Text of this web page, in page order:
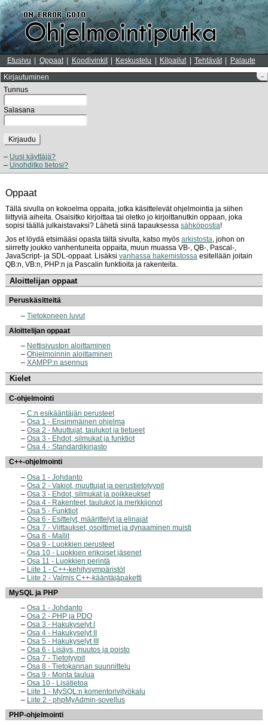
Etusivu Oppaat Koodivinkit Keskustelu Kilpailut Tehtävät Palaute
–
Kirjautuminen
Tunnus
Salasana
Kirjaudu
Uusi käyttäjä?
Unohditko tietosi?
Oppaat
Tällä sivulla on kokoelma oppaita, jotka käsittelevät ohjelmointia ja siihen
liittyviä aiheita. Osaisitko kirjoittaa tai oletko jo kirjoittanutkin oppaan, joka
sopisi täällä julkaistavaksi? Lähetä siinä tapauksessa sähköpostia!
Jos et löydä etsimääsi opasta tältä sivulta, katso myös arkistosta, johon on
siirretty joukko vanhentuneita oppaita, muun muassa VB-, QB-, Pascal-,
JavaScript- ja SDL-oppaat. Lisäksi vanhassa hakemistossa esitellään joitain
QB:n, VB:n, PHP:n ja Pascalin funktioita ja rakenteita.
Aloittelijan oppaat
Peruskäsitteitä
Tietokoneen luvut
Aloittelijan oppaat
Nettisivuston aloittaminen
Ohjelmoinnin aloittaminen
XAMPP:n asennus
Kielet
C-ohjelmointi
C:n esikääntäjän perusteet
Osa 1 - Ensimmäinen ohjelma
Osa 2 - Muuttujat, taulukot ja tietueet
Osa 3 - Ehdot, silmukat ja funktiot
Osa 4 - Standardikirjasto
C++-ohjelmointi
Osa 1 - Johdanto
Osa 2 - Vakiot, muuttujat ja perustietotyypit
Osa 3 - Ehdot, silmukat ja poikkeukset
Osa 4 - Rakenteet, taulukot ja merkkijonot
Osa 5 - Funktiot
Osa 6 - Esittelyt, määrittelyt ja elinajat
Osa 7 - Viittaukset, osoittimet ja dynaaminen muisti
Osa 8 - Mallit
Osa 9 - Luokkien perusteet
Osa 10 - Luokkien erikoiset jäsenet
Osa 11 - Luokkien perintä
Liite 1 - C++-kehitysympäristöt
Liite 2 - Valmis C++-kääntäjäpaketti
MySQL ja PHP
Osa 1 - Johdanto
Osa 2 - PHP ja PDO
Osa 3 - Hakukyselyt I
Osa 4 - Hakukyselyt II
Osa 5 - Hakukyselyt III
Osa 6 - Lisäys, muutos ja poisto
Osa 7 - Tietotyypit
Osa 8 - Tietokannan suunnittelu
Osa 9 - Monta taulua
Osa 10 - Lisätietoa
Liite 1 - MySQL:n komentorivityökalu
Liite 2 - phpMyAdmin-sovellus
PHP-ohjelmointi